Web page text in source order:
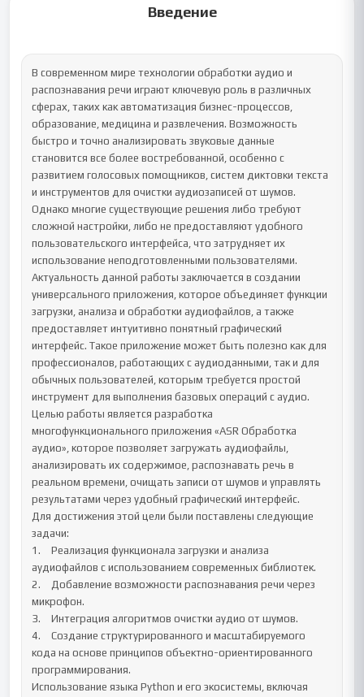
Введение
В современном мире технологии обработки аудио и
распознавания речи играют ключевую роль в различных
сферах, таких как автоматизация бизнес-процессов,
образование, медицина и развлечения. Возможность
быстро и точно анализировать звуковые данные
становится все более востребованной, особенно с
развитием голосовых помощников, систем диктовки текста
и инструментов для очистки аудиозаписей от шумов.
Однако многие существующие решения либо требуют
сложной настройки, либо не предоставляют удобного
пользовательского интерфейса, что затрудняет их
использование неподготовленными пользователями.
Актуальность данной работы заключается в создании
универсального приложения, которое объединяет функции
загрузки, анализа и обработки аудиофайлов, а также
предоставляет интуитивно понятный графический
интерфейс. Такое приложение может быть полезно как для
профессионалов, работающих с аудиоданными, так и для
обычных пользователей, которым требуется простой
инструмент для выполнения базовых операций с аудио.
Целью работы является разработка
многофункционального приложения «ASR Обработка
аудио», которое позволяет загружать аудиофайлы,
анализировать их содержимое, распознавать речь в
реальном времени, очищать записи от шумов и управлять
результатами через удобный графический интерфейс.
Для достижения этой цели были поставлены следующие
задачи:
1.	Реализация функционала загрузки и анализа
аудиофайлов с использованием современных библиотек.
2.	Добавление возможности распознавания речи через
микрофон.
3.	Интеграция алгоритмов очистки аудио от шумов.
4.	Создание структурированного и масштабируемого
кода на основе принципов объектно-ориентированного
программирования.
Использование языка Python и его экосистемы, включая